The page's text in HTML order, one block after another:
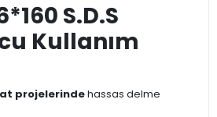
S.D.S
Kullanım
projelerindehassas delme